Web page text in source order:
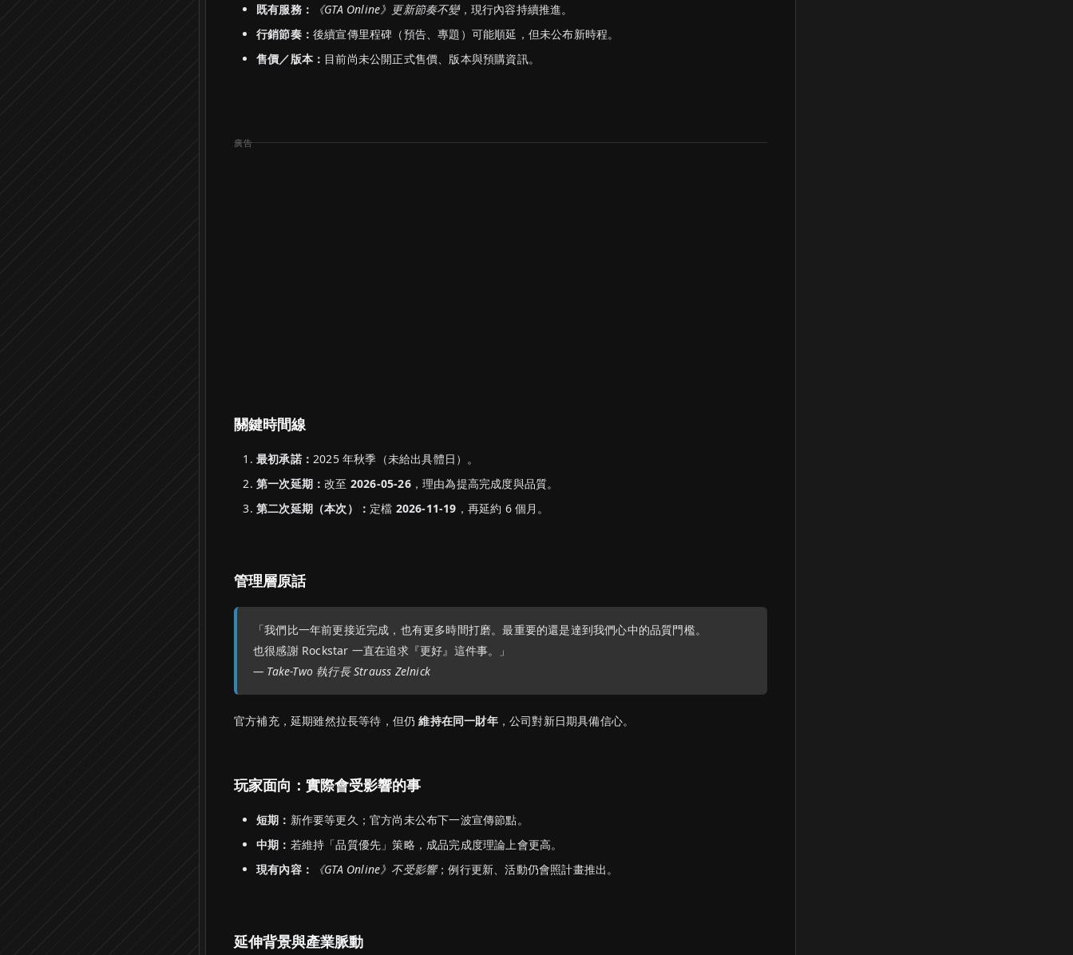
既有服務：
《GTA Online》更新節奏不變，現行內容持續推進。
行銷節奏： 後續宣傳里程碑（預告、專題）可能順延，但未公布新時程。
售價／版本： 目前尚未公開正式售價、版本與預購資訊。
關鍵時間線
最初承諾： 2025 年秋季（未給出具體日）。
第一次延期：改至 2026-05-26，理由為提高完成度與品質。
第二次延期（本次）： 定檔 2026-11-19 ，再延約 6 個月。
管理層原話
「我們比一年前更接近完成，也有更多時間打磨。最重要的還是達到我們心中的品質門檻。
也很感謝 Rockstar 一直在追求『更好』這件事。」
— Take-Two 執行長 Strauss Zelnick
官方補充，延期雖然拉長等待，但仍維持在同一財年，公司對新日期具備信心。
玩家面向：實際會受影響的事
短期： 新作要等更久；官方尚未公布下一波宣傳節點。
中期： 若維持「品質優先」策略，成品完成度理論上會更高。
現有內容：
《GTA Online》不受影響；例行更新、活動仍會照計畫推出。
延伸背景與產業脈動